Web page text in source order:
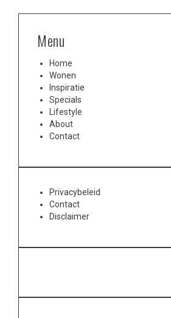
Menu
Home
Wonen
Inspiratie
Specials
Lifestyle
About
Contact
Privacybeleid
Contact
Disclaimer